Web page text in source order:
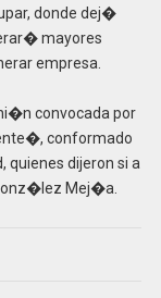
donde dej�
mayores
empresa.
convocada por
conformado
quienes dijeron si a
Mej�a.